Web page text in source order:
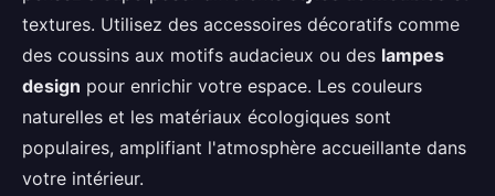
textures. Utilisez des accessoires décoratifs comme
des coussins aux motifs audacieux ou des lampes
design pour enrichir votre espace. Les couleurs
naturelles et les matériaux écologiques sont
populaires, amplifiant l'atmosphère accueillante dans
votre intérieur.